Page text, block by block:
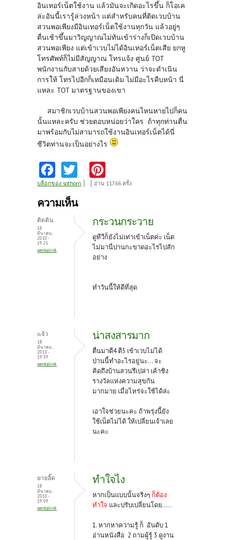
อินเทอร์เน็ตใช้งาน แล้วมันจะเกิดอะไรขึ้น ก็โอเค
ล่ะอันนี้เรารู้ล่วงหน้า แต่สำหรับคนที่ติดเวบบ้าน
สวนพอเพียงมีอินเทอร์เน็ตใช้งานทุกวัน แล้วอยู่ๆ
ตื่นเช้าขึ้นมาวิญญาณไม่ทันเข้าร่างก็เปิดเวบบ้าน
สวนพอเพียง แต่เข้าเวบไม่ได้อินเทอร์เน็ตเสีย ยกหู
โทรศัพท์ก็ไม่มีสัญญาณ โทรแจ้ง ศูนย์ TOT
พนักงานกับสายด้วยเสียงอันหวาน ว่าจะดำเนิน
การให้ โทรไปอีกก็เหมือนเดิม ไม่มีอะไรคืบหน้า นี่
แหละ TOT มาตรฐานของเขา
สมาชิกเวบบ้านสวนพอเพียงคนไหนหายไปก็คน
นั้นแหละครับ ช่วยตอบหน่อยว่าใคร ถ้าทุกท่านตื่น
มาพร้อมกับไม่สามารถใช้งานอินเทอร์เน็ตได้นี่
ชีวิตท่านจะเป็นอย่างไร
Fa
ce
b
k
w
itt
nt
es
t
บล็อกของ sothorn อ่าน 11766 ครั้ง
ความเห็น
ติดดิน
18
มีนาคม,
2010 -
19:25
permalink
กระวนกระวาย
ดูทีวีก็ยังไม่เท่าเข้าเน็ตค่ะ เน็ต
ไม่มานี่ปานกะขาดอะไรไปสัก
อย่าง
ทำวันนี้ให้ดีที่สุด
แจ้ว
18
มีนาคม,
2010 -
19:39
permalink
น่าสงสารมาก
ตื่นมาตี4 ตี5 เข้าเวบไม่ได้
ป่านนี้ทำอะไรอยู่นะ... จะ
คิดถึงบ้านสวนรึเปล่า เค้าชิง
รางวัลแห่งความสุขกัน
มากมาย เมื่อไหร่จะใช้ได้ล่ะ
เอาใจช่วยนะคะ ถ้าพรุ่งนี้ยัง
ใช้เน็ตไม่ได้ ให้เปลี่ยนเจ้าเลย
นะคะ
ยายอิ๊ด
18
มีนาคม,
2010 -
19:59
permalink
ทำใจไง
หากเป็นแบบนั้นจริงๆ ก็ต้อง
ทำใจ และปรับเปลี่ยนโดย.....
1. หากหาความรู้ ก็ อันดับ 1
อ่านหนังสือ 2 ถามผู้รู้ 3 ดูงาน